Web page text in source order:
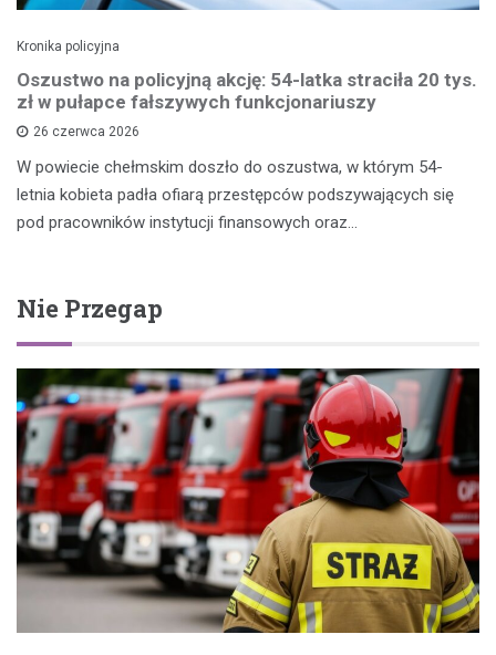
Kronika policyjna
Oszustwo na policyjną akcję: 54-latka straciła 20 tys.
zł w pułapce fałszywych funkcjonariuszy
26 czerwca 2026
W powiecie chełmskim doszło do oszustwa, w którym 54-
letnia kobieta padła ofiarą przestępców podszywających się
pod pracowników instytucji finansowych oraz…
Nie Przegap